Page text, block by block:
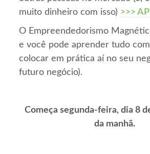
muito dinheiro com isso) >>>
O Empreendedorismo
e você pode aprender tudo
colocar em prática aí no seu
futuro negócio).
Começa segunda-feira, dia 8
da manhã.